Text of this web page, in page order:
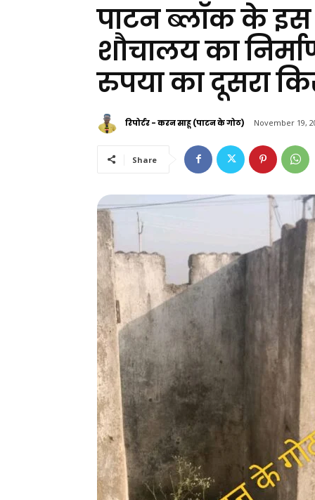
पाटन ब्लॉक के
शौचालय का
रुपया का दूसरा
रिपोर्टर - करन साहू (पाटन के गोठ) November 19,
Share